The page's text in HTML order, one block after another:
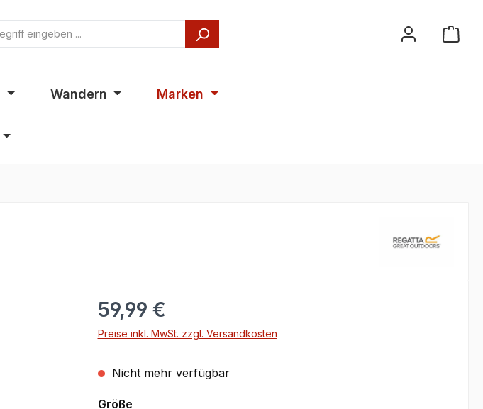
Wandern Marken
59,99 €
Preise inkl. MwSt. zzgl. Versandkosten
Nicht mehr verfügbar
Größeauswählen